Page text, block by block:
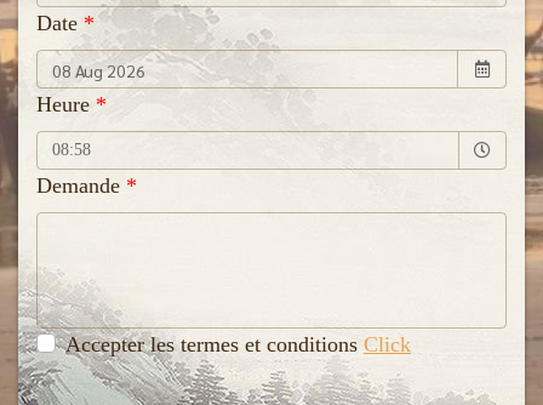
Date
Heure
08:58Selected time
Demande
Accepter les termes et conditions Click